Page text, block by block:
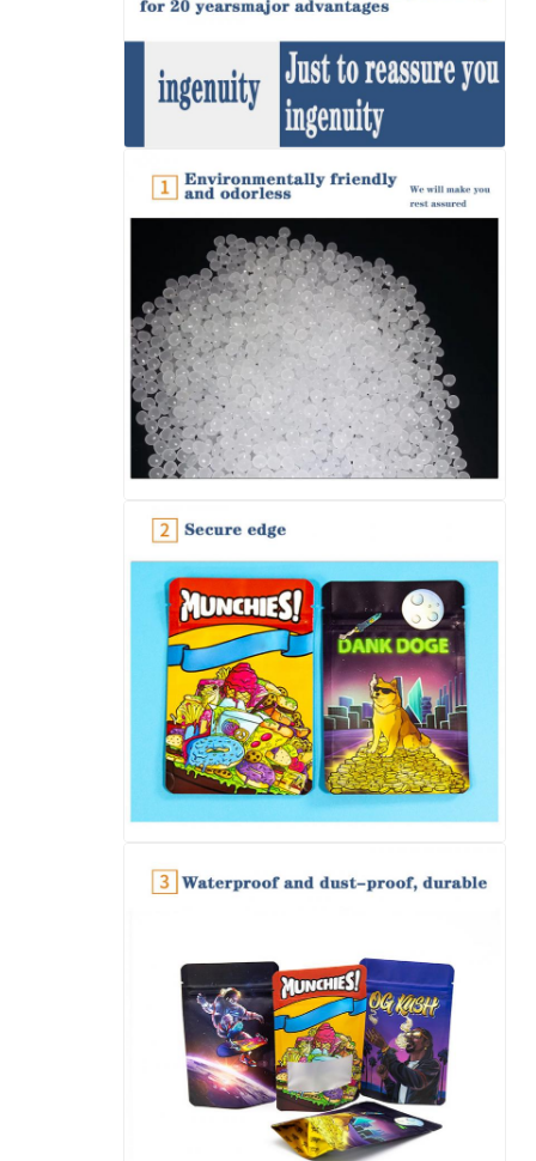
اترك رسالة
إرسال